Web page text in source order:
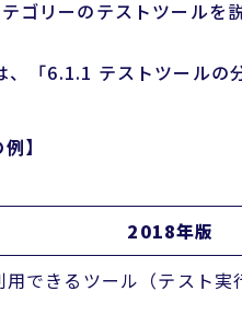
ゴリーのテストツールを
「6.1.1 テストツールの
】
2018年版
用できるツール（テスト